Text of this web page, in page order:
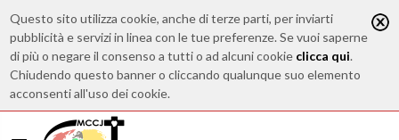
Questo sito utilizza cookie, anche di terze parti, per inviarti
pubblicità e servizi in linea con le tue preferenze. Se vuoi saperne
di più o negare il consenso a tutti o ad alcuni cookie clicca qui.
Chiudendo questo banner o cliccando qualunque suo elemento
acconsenti all'uso dei cookie.